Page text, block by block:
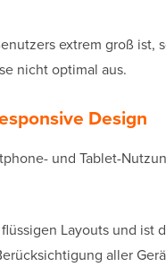
extrem groß
nicht optimal aus.
Design
und Tablet-
Layouts und ist
aller